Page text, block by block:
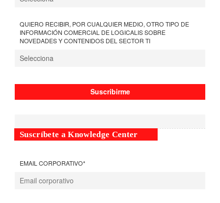
QUIERO RECIBIR, POR CUALQUIER MEDIO, OTRO TIPO DE
INFORMACIÓN COMERCIAL DE LOGICALIS SOBRE
NOVEDADES Y CONTENIDOS DEL SECTOR TI
Suscríbete a Knowledge Center
EMAIL CORPORATIVO*